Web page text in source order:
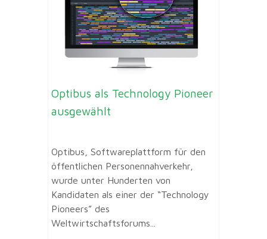
Optibus als Technology Pioneer
ausgewählt
Optibus, Softwareplattform für den
öffentlichen Personennahverkehr,
wurde unter Hunderten von
Kandidaten als einer der “Technology
Pioneers” des
Weltwirtschaftsforums...